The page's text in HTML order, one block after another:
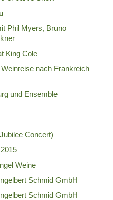
Phil Myers, Bruno
King Cole
nach Frankreich
und Ensemble
Concert)
Weine
Schmid GmbH
Schmid GmbH